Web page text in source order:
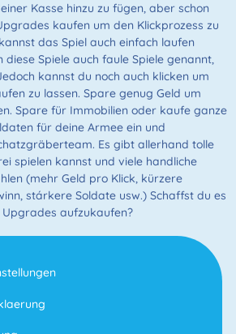
Kasse hinzu zu fügen, aber schon
kaufen um den Klickprozess zu
das Spiel auch einfach laufen
Spiele auch faule Spiele genannt,
kannst du noch auch klicken um
zu lassen. Spare genug Geld um
Spare für Immobilien oder kaufe ganze
für deine Armee ein und
Es gibt allerhand tolle
spielen kannst und viele handliche
(mehr Geld pro Klick, kürzere
stárkere Soldate usw.) Schaffst du es
aufzukaufen?